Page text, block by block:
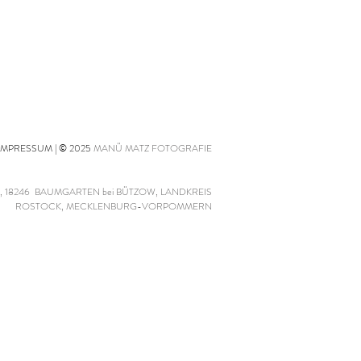
| © 2025 MANÜ MATZ FOTOGRAFIE
18246 BAUMGARTEN bei BÜTZOW, LANDKREIS
ROSTOCK, MECKLENBURG-VORPOMMERN